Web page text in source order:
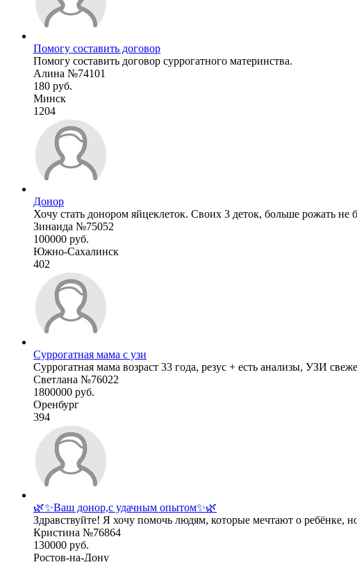
Помогу составить договор
Помогу составить договор суррогатного материнства.
Алина №74101
180 руб.
Минск
1204
Донор
Хочу стать донором яйцеклеток. Своих 3 деток, больше рожать
Зинаида №75052
100000 руб.
Южно-Сахалинск
402
Суррогатная мама с узи
Суррогатная мама возраст 33 года, резус + есть анализы, УЗИ
Светлана №76022
1800000 руб.
Оренбург
394
🌿✨Ваш донор,с удачным опытом✨🌿
Здравствуйте! Я хочу помочь людям, которые мечтают о ребёнке,
Кристина №76864
130000 руб.
Ростов-на-Дону